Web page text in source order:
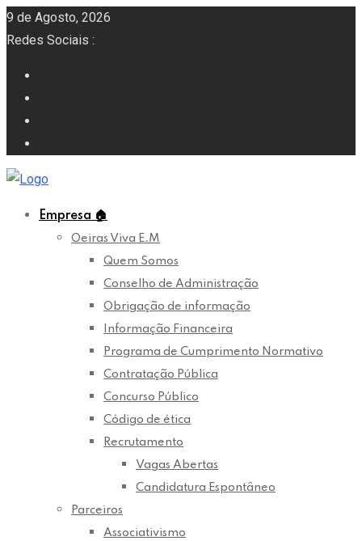
9 de Agosto, 2026
Redes Sociais :
Empresa 🏠
Oeiras Viva E.M
Quem Somos
Conselho de Administração
Obrigação de informação
Informação Financeira
Programa de Cumprimento Normativo
Contratação Pública
Concurso Público
Código de ética
Recrutamento
Vagas Abertas
Candidatura Espontâneo
Parceiros
Associativismo